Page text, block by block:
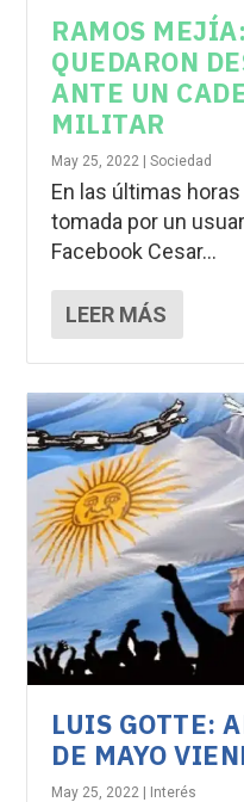
RAMOS
QUEDARON
ANTE UN
MILITAR
May 25, 2022 |Sociedad
En las últimas
tomada por un
Facebook Cesar...
LEER MÁS
LUIS GOTTE:
DE MAYO
May 25, 2022 | Interés